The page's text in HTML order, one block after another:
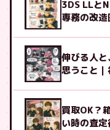
3DS LLと
専務の改
伸びる人
思うこと
買取OK？
い時の査定